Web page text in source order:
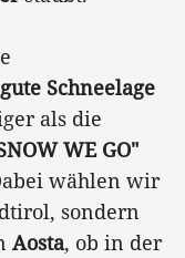
gute Schneelage
als die
WE GO"
wählen wir
sondern
Aosta, ob in der